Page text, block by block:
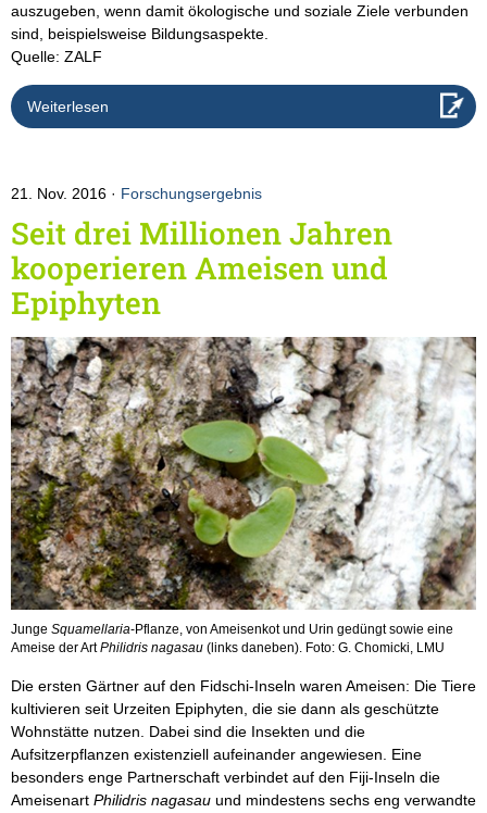
auszugeben, wenn damit ökologische und soziale Ziele verbunden
sind, beispielsweise Bildungsaspekte.
Quelle: ZALF
Weiterlesen
21. Nov. 2016 Forschungsergebnis
Seit drei Millionen Jahren
kooperieren Ameisen und
Epiphyten
Junge Squamellaria-Pflanze, von Ameisenkot und Urin gedüngt sowie eine
Ameise der ArtPhilidris nagasau (links daneben). Foto: G. Chomicki, LMU
Die ersten Gärtner auf den Fidschi-Inseln waren Ameisen: Die Tiere
kultivieren seit Urzeiten Epiphyten, die sie dann als geschützte
Wohnstätte nutzen. Dabei sind die Insekten und die
Aufsitzerpflanzen existenziell aufeinander angewiesen. Eine
besonders enge Partnerschaft verbindet auf den Fiji-Inseln die
Ameisenart Philidris nagasau und mindestens sechs eng verwandte